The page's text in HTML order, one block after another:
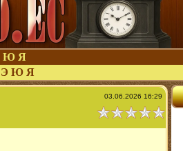
Ю Я
Э Ю Я
03.06.2026 16:29